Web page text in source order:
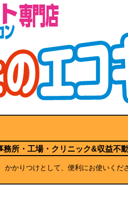
務所・工場・クリニック&収益不
かかりつけとして、便利にお使いくだ